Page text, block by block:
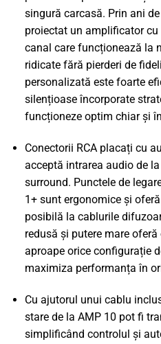
singură carcasă. Prin ani
proiectat un amplificator
canal care funcționează la
ridicate fără pierderi de
personalizată este foarte
silențioase încorporate
funcționeze optim chiar și
Conectorii RCA placați cu
acceptă intrarea audio de
surround. Punctele de
1+ sunt ergonomice și
posibilă la cablurile
redusă și putere mare
aproape orice configurație
maximiza performanța în
Cu ajutorul unui cablu
stare de la AMP 10 pot fi
simplificând controlul și